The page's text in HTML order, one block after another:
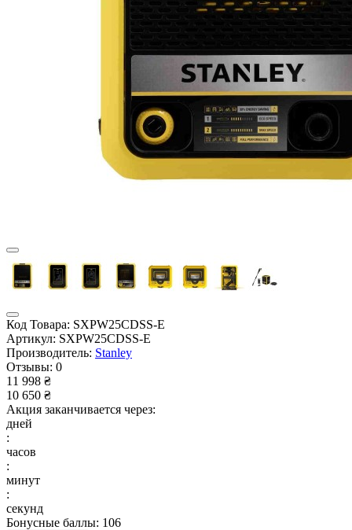
Код Товара: SXPW25CDSS-E
Артикул: SXPW25CDSS-E
Производитель: Stanley
Отзывы: 0
11 998 ₴
10 650 ₴
Акция заканчивается через:
дней
:
часов
:
минут
:
секунд
Бонусные баллы: 106